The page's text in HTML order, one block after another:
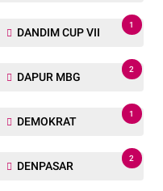
DANDIM CUP VII
1
DAPUR MBG
2
DEMOKRAT
1
DENPASAR
2